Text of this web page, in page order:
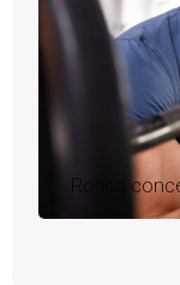
Rosca